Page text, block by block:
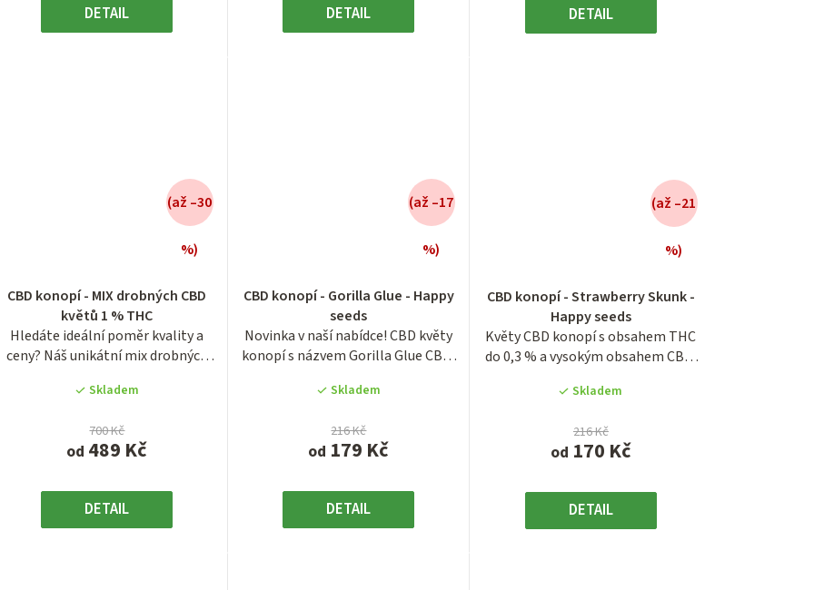
DETAIL DETAIL DETAIL
CBD konopí - MIX drobných CBD
květů 1 % THC
Hledáte ideální poměr kvality a
ceny? Náš unikátní mix drobných
Skladem
od 489 Kč
700 Kč
(až –30
%)
DETAIL
CBD konopí - Gorilla Glue - Happy
seeds
Novinka v naší nabídce! CBD květy
konopí s názvem Gorilla Glue CBD,
Skladem
od 179 Kč
216 Kč
(až –17
%)
DETAIL
produktu
je
4,3
z
hvězdiček.
CBD konopí - Strawberry Skunk -
Happy seeds
Květy CBD konopí s obsahem THC
do 0,3 % a vysokým obsahem CBD,
Skladem
od 170 Kč
216 Kč
(až –21
%)
DETAIL
produktu
je
3,8
z
hvězdiček.